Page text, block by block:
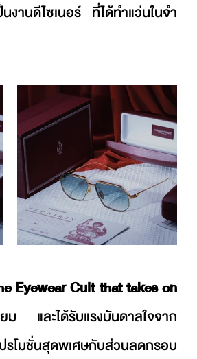
านดีไซเนอร์ ที่ได้ทําแว่นในจํา
Eyewear Cult that takes on
และได้รับแรงบันดาลใจจาก
โมชั่นสุดพิเศษกับส่วนลดกรอบ